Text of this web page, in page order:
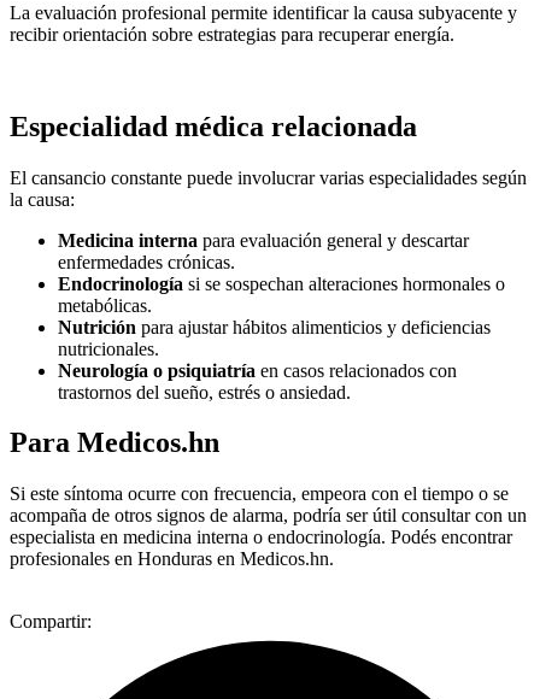
La evaluación profesional permite identificar la causa subyacente y
recibir orientación sobre estrategias para recuperar energía.
Especialidad médica relacionada
El cansancio constante puede involucrar varias especialidades según
la causa:
Medicina interna para evaluación general y descartar
enfermedades crónicas.
Endocrinología si se sospechan alteraciones hormonales o
metabólicas.
Nutrición para ajustar hábitos alimenticios y deficiencias
nutricionales.
Neurología o psiquiatría en casos relacionados con
trastornos del sueño, estrés o ansiedad.
Para Medicos.hn
Si este síntoma ocurre con frecuencia, empeora con el tiempo o se
acompaña de otros signos de alarma, podría ser útil consultar con un
especialista en medicina interna o endocrinología. Podés encontrar
profesionales en Honduras en Medicos.hn.
Compartir: